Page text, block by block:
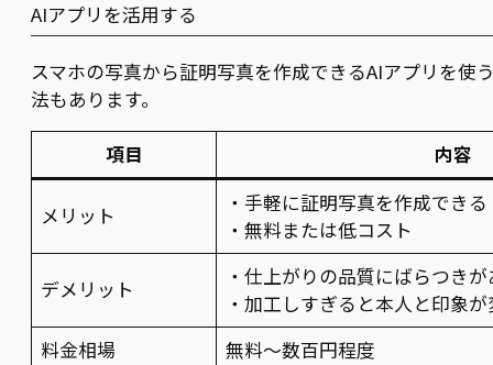
AIアプリを活用する
スマホの写真から証明写真を作成できるAIアプリを使
法もあります。
項目 内容
メリット
・手軽に証明写真を作成できる
・無料または低コスト
デメリット
・仕上がりの品質にばらつき
・加工しすぎると本人と印象
料金相場
無料〜数百円程度